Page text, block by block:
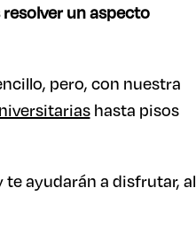
un aspecto
pero, con nuestra
hasta pisos
ayudarán a disfrutar, al